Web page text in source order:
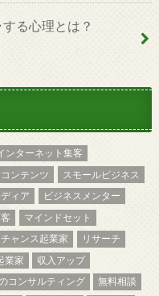
る心理とは？
ンターネット集客
コンテンツ
スモールビジネス
ィア
ビジネスメンター
マインドセット
ャンス起業家
リサーチ
業家
収入アップ
コンサルティング
無料相談